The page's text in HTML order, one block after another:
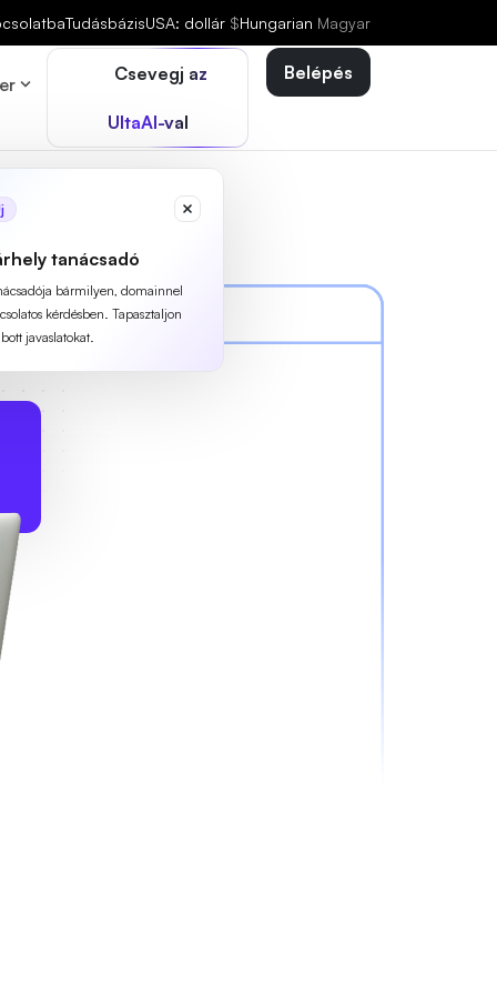
TudásbázisUSA: dollár $Hungarian Magyar
Csevegj az
UltaAI-val
tanácsadó
bármilyen, domainnel
kérdésben. Tapasztaljon
javaslatokat.
Belépés